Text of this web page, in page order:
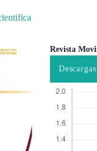
Revista
Descargas